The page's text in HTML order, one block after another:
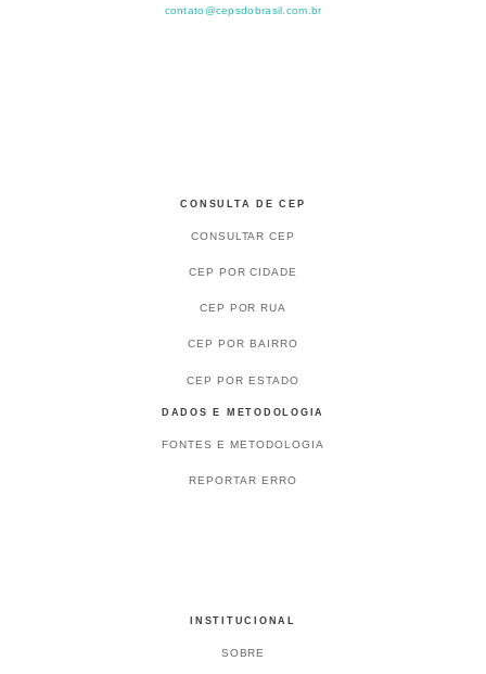
contato@cepsdobrasil.com.br
CONSULTA DE CEP
CONSULTAR CEP
CEP POR CIDADE
CEP POR RUA
CEP POR BAIRRO
CEP POR ESTADO
DADOS E METODOLOGIA
FONTES E METODOLOGIA
REPORTAR ERRO
INSTITUCIONAL
SOBRE